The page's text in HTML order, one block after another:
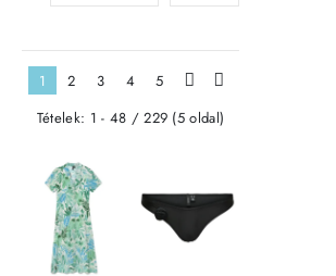
1 2 3 4 5 >
>|
Tételek: 1 - 48 / 229 (5 oldal)